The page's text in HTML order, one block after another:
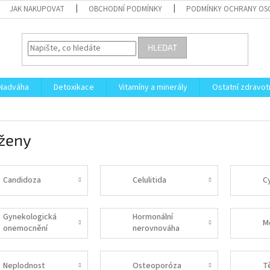
JAK NAKUPOVAT OBCHODNÍ PODMÍNKY PODMÍNKY OCHRANY
HLEDAT
Detoxikace Vitamíny a minerály Ostatní
Candidoza Celulitida
Gynekologická
onemocnění
Hormonální
nerovnováha
Neplodnost Osteoporóza